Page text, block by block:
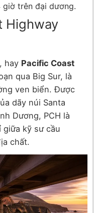
giờ trên đại dương.
Highway
hay Pacific Coast
qua Big Sur, là
ven biển. Được
dãy núi Santa
Dương, PCH là
kỹ sư cầu
chất.